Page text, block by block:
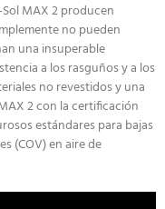
MAX 2 producen
no pueden
una insuperable
a los rasguños y a los
no revestidos y una
2 con la certificación
estándares para bajas
(COV) en aire de